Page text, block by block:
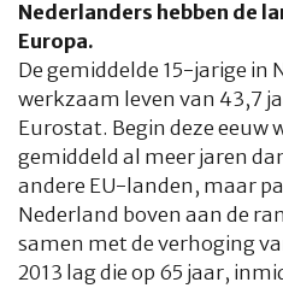
Nederlanders hebben de
Europa.
De gemiddelde 15-jarige in
werkzaam leven van 43,7
Eurostat. Begin deze eeuw
gemiddeld al meer jaren
andere EU-landen, maar
Nederland boven aan de
samen met de verhoging
2013 lag die op 65 jaar,